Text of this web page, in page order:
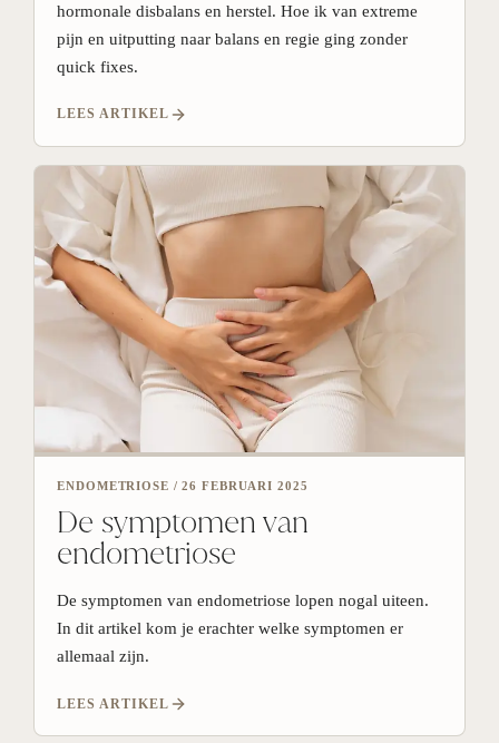
hormonale disbalans en herstel. Hoe ik van extreme
pijn en uitputting naar balans en regie ging zonder
quick fixes.
LEES ARTIKEL
ENDOMETRIOSE / 26 FEBRUARI 2025
De symptomen van
endometriose
De symptomen van endometriose lopen nogal uiteen.
In dit artikel kom je erachter welke symptomen er
allemaal zijn.
LEES ARTIKEL